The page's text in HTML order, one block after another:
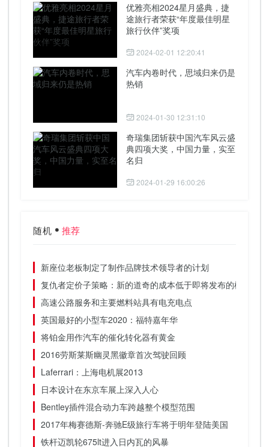
优雅亮相2024星月盛典，捷
途旅行者荣获“年度最佳明星
旅行伙伴”奖项
2024-02-01 12:20:41
汽车内卷时代，思域归来仍是
热销
2024-01-30 12:31:10
奇瑞集团斩获中国汽车风云盛
典四项大奖，中国力量，实至
名归
2024-01-29 16:00:26
随机 推荐
新座位老板制定了制作品牌技术领导者的计划
复仇者定价子策略：新的道奇的成本低于即将发布的模型
高速公路服务和主要燃料站具有电充电点
英国最好的小型车2020：福特嘉年华
将铂金用作汽车的催化转化器有黄金
2016劳斯莱斯幽灵黑徽章首次驾驶回顾
Laferrari：上海电机展2013
日本设计在东京车展上深入人心
Bentley插件混合动力车跨越整个模型范围
2017年梅赛德斯-奔驰E级旅行车将于明年登陆美国
铁杆迈凯轮675lt进入日内瓦的风暴